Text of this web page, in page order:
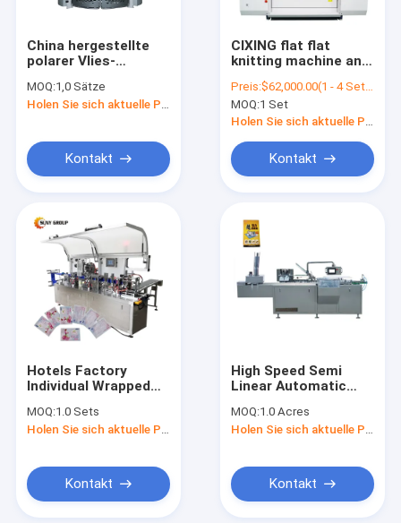
China hergestellte
polarer Vlies-
Strickmaschine
MOQ:1,0 Sätze
Kontakt
CIXING flat flat
knitting machine and
knitting machine sale
with 72 inch
Preis:$62,000.00(1 - 4 Sets) $61,500.00(5 - 8 Sets) $61,000.00(>=9 Sets)
MOQ:1 Set
Kontakt
Hotels Factory
Individual Wrapped
Glass Cloth Paper
Making Machine
MOQ:1.0 Sets
Kontakt
High Speed ​​Semi
Linear Automatic
Bag Cartoning
Machine
MOQ:1.0 Acres
Kontakt